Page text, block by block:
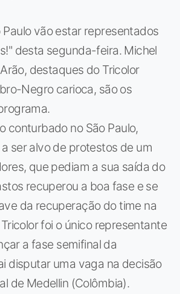
Paulo vão estar representados
desta segunda-feira. Michel
destaques do Tricolor
Negro carioca, são os
conturbado no São Paulo,
ser alvo de protestos de um
que pediam a sua saída do
recuperou a boa fase e se
da recuperação do time na
foi o único representante
a fase semifinal da
disputar uma vaga na decisão
de Medellin (Colômbia).